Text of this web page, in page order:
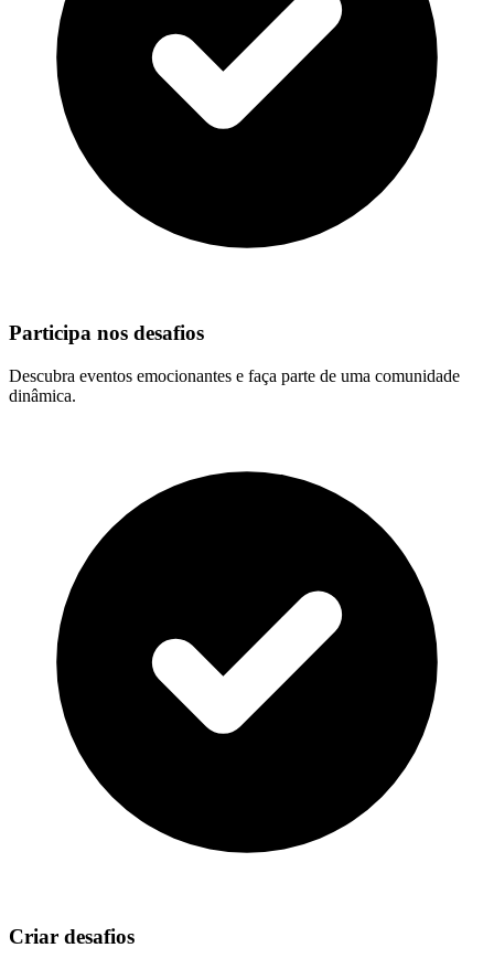
Participa nos desafios
Descubra eventos emocionantes e faça parte de uma comunidade
dinâmica.
Criar desafios